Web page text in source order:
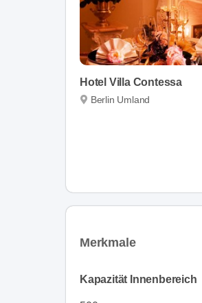
Hotel Villa Contessa
Berlin Umland
Merkmale
Kapazität Innenbereich